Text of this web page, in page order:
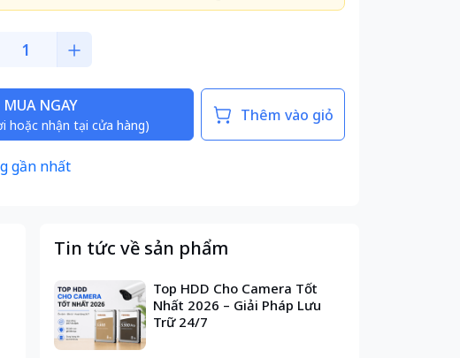
MUA NGAY
hoặc nhận tại cửa hàng)
Thêm vào giỏ
gần nhất
Tin tức về sản phẩm
Top HDD Cho Camera Tốt
Nhất 2026 – Giải Pháp Lưu
Trữ 24/7